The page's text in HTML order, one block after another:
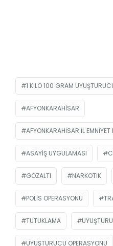
1 KILO 100 GRAM
AFYONKARAHISAR
AFYONKARAHISAR İL EMNIYET
ASAYIŞ UYGULAMASI
GÖZALTI NARKOTIK
POLIS OPERASYONU
TUTUKLAMA
UYUŞTURUCU OPERASYONU